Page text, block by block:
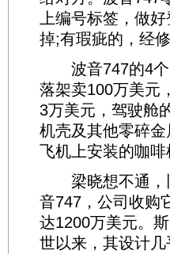
上编号标签，做
掉;有瑕疵的，经
波音747的4个
落架卖100万美元
3万美元，驾驶舱
机壳及其他零碎
飞机上安装的咖
梁晓想不通，
音747，公司收购
达1200万美元。
世以来，其设计